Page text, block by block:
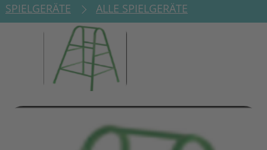
SPIELGERÄTE ALLE SPIELGERÄTE